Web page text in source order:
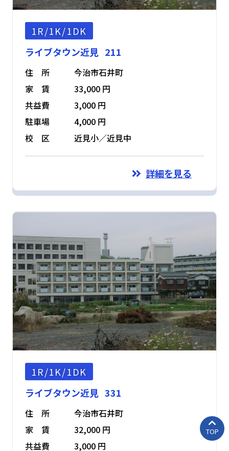
1R/1K/1DK
ライブタウン近見 211
住 所
今治市石井町
家 賃
33,000 円
共益費
3,000 円
駐車場
4,000 円
校 区
近見小／近見中
詳細を見る
1R/1K/1DK
ライブタウン近見 331
住 所
今治市石井町
家 賃
32,000 円
共益費
3,000 円
TOP